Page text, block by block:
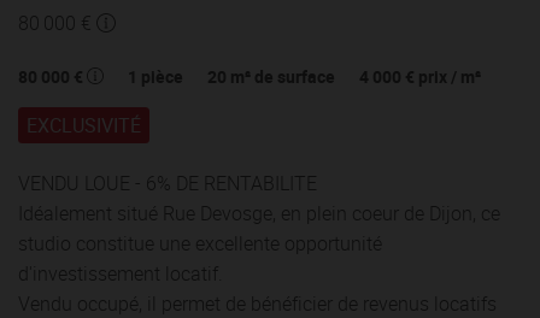
80 000 €
80 000 € 1 pièce 20 m² de surface 4 000 € prix / m²
EXCLUSIVITÉ
VENDU LOUE - 6% DE RENTABILITE
Idéalement situé Rue Devosge, en plein coeur de Dijon, ce
studio constitue une excellente opportunité
d'investissement locatif.
Vendu occupé, il permet de bénéficier de revenus locatifs